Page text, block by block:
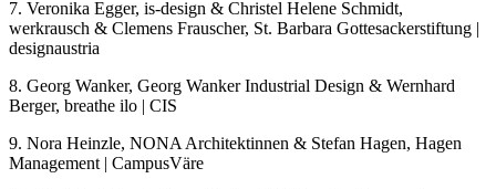
7. Veronika Egger, is-design & Christel Helene Schmidt,
werkrausch & Clemens Frauscher, St. Barbara Gottesackerstiftung |
designaustria
8. Georg Wanker, Georg Wanker Industrial Design & Wernhard
Berger, breathe ilo | CIS
9. Nora Heinzle, NONA Architektinnen & Stefan Hagen, Hagen
Management | CampusVäre